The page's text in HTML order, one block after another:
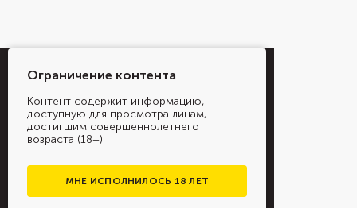
Ограничение контента
Контент содержит информацию,
доступную для просмотра лицам,
достигшим совершеннолетнего
возраста (18+)
МНЕ ИСПОЛНИЛОСЬ 18 ЛЕТ